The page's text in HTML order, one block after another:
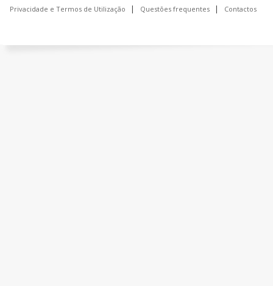
Privacidade e Termos de Utilização Questões frequentes Contactos